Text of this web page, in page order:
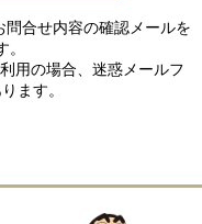
合せ内容の確認メールを
用の場合、迷惑メールフ
ます。